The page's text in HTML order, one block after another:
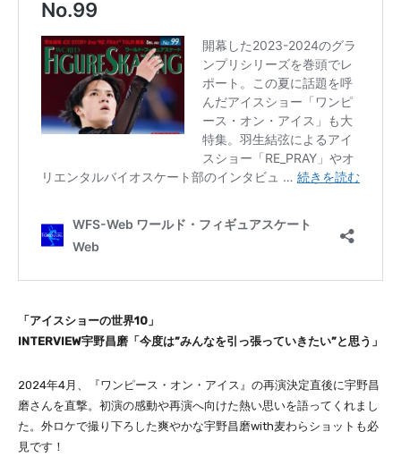
「アイスショーの世界10」
INTERVIEW宇野昌磨「今度は”みんなを引っ張っていきたい”と思う」
2024年4月、『ワンピース・オン・アイス』の再演決定直後に宇野昌
磨さんを直撃。初演の感動や再演へ向けた熱い思いを語ってくれまし
た。外ロケで撮り下ろした爽やかな宇野昌磨with麦わらショットも必
見です！